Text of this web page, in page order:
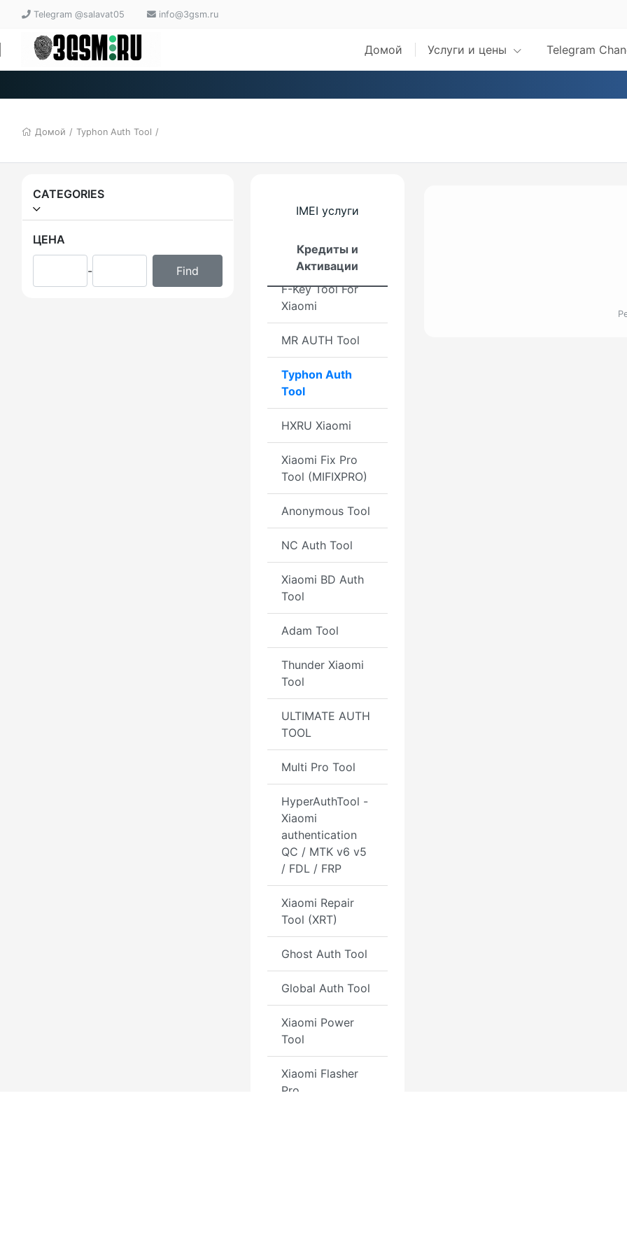
Telegram @salavat05 info@3gsm.ru
Домой Услуги и цены Telegram
Домой / Typhon Auth Tool /
CATEGORIES
ЦЕНА
-
IMEI услуги
Кредиты и
Активации
✅ Official
Xiaomi AuthFlash
(XFT)
F-Key Tool For
Xiaomi
MR AUTH Tool
Typhon Auth
Tool
HXRU Xiaomi
Xiaomi Fix Pro
Tool (MIFIXPRO)
Anonymous Tool
NC Auth Tool
Xiaomi BD Auth
Tool
Adam Tool
Thunder Xiaomi
Tool
ULTIMATE AUTH
TOOL
Multi Pro Tool
HyperAuthTool -
Xiaomi
authentication
QC / MTK v6 v5
/ FDL / FRP
Xiaomi Repair
Tool (XRT)
Ghost Auth Tool
Global Auth Tool
Xiaomi Power
Tool
Xiaomi Flasher
Pro